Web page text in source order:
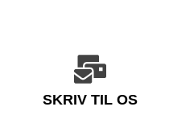
SKRIV TIL OS